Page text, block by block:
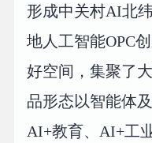
形成中关村AI北
地人工智能OPC
好空间，集聚了
品形态以智能体
AI+教育、AI+工